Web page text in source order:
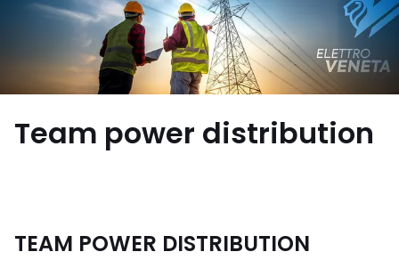
Team power distribution
TEAM POWER DISTRIBUTION